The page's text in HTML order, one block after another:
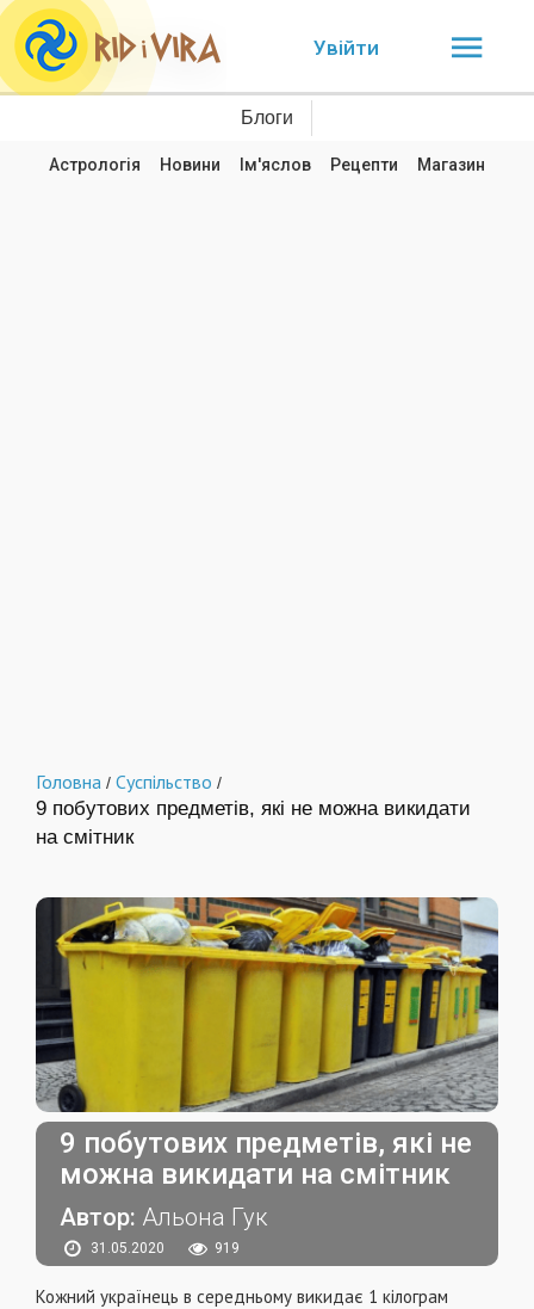
Увійти
Блоги
Астрологія Новини Ім'яслов Рецепти Магазин
Головна / Суспільство /
9 побутових предметів, які не можна викидати
на смітник
9 побутових предметів, які не
можна викидати на смітник
Автор: Альона Гук
31.05.2020 919
Кожний українець в середньому викидає 1 кілограм